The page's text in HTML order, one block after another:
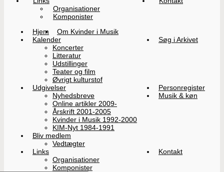
Organisationer
Komponister
Hjem
Om Kvinder i Musik
Kalender
Koncerter
Litteratur
Udstillinger
Teater og film
Øvrigt kulturstof
Søg i Arkivet
Udgivelser
Nyhedsbreve
Online artikler 2009-
Årskrift 2001-2005
Kvinder i Musik 1992-2000
KIM-Nyt 1984-1991
Personregister
Musik & køn
Bliv medlem
Vedtægter
Links
Organisationer
Komponister
Kontakt